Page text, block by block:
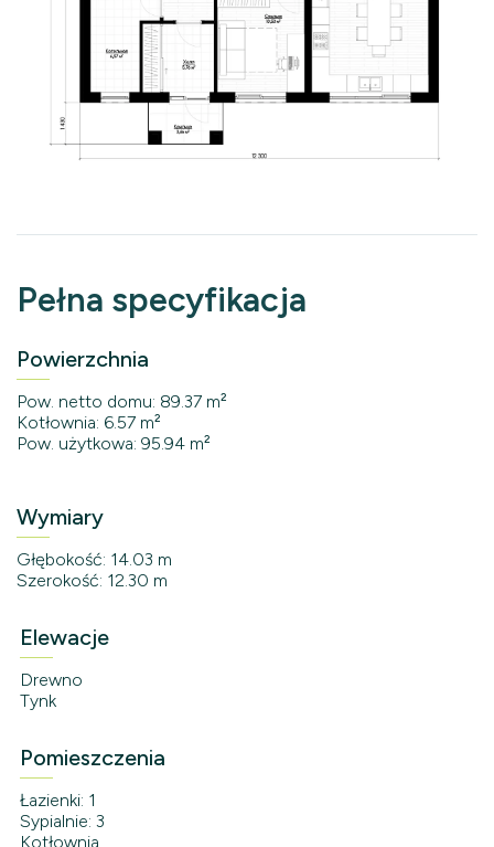
Pełna specyfikacja
Powierzchnia
Pow. netto domu: 89.37 m²
Kotłownia: 6.57 m²
Pow. użytkowa: 95.94 m²
Wymiary
Głębokość: 14.03 m
Szerokość: 12.30 m
Elewacje
Drewno
Tynk
Pomieszczenia
Łazienki: 1
Sypialnie: 3
Kotłownia